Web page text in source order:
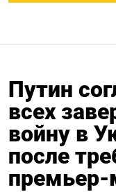
Путин
всех
войну в
после
премьер-